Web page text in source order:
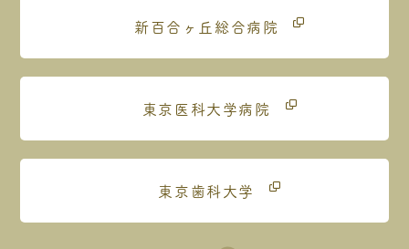
新百合ヶ丘総合病院
東京医科大学病院
東京歯科大学